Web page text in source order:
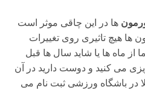
ها در این چاقی موثر است
ها هیچ تاثیری روی تغییرات
از ماه ها یا شاید سال ها قبل
می کنید و دوست دارید در آن
در باشگاه ورزشی ثبت نام می